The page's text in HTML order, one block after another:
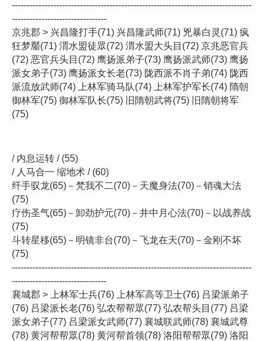
---------------------------------------------------------------------------------
--------------------------------
京兆郡 > 兴昌隆打手(71) 兴昌隆武师(71) 兇暴白灵(71) 疯
狂梦靨(71) 渭水盟徒眾(72) 渭水盟大头目(72) 京兆恶官兵
(72) 恶官兵头目(72) 鹰扬派弟子(73) 鹰扬派武师(73) 鹰扬
派女弟子(73) 鹰扬派女长老(73) 陇西派不肖子弟(74) 陇西
派流放武师(74) 上林军骑马队(74) 上林军护军长(74) 隋朝
御林军(75) 御林军队长(75) 旧隋朝武将(75) 旧隋朝将军
(75)
/ 内息运转 / (55)
/ 人马合一 缩地术 / (60)
纤手驭龙(65)－梵我不二(70)－天魔身法(70)－销魂大法
(75)
疗伤圣气(65)－卸劲护元(70)－井中月心法(70)－以战养战
(75)
斗转星移(65)－明镜非台(70)－飞龙在天(70)－金刚不坏
(75)
---------------------------------------------------------------------------------
--------------------------------
襄城郡 > 上林军士兵(76) 上林军高等卫士(76) 吕梁派弟子
(76) 吕梁派长老(76) 弘农帮帮眾(77) 弘农帮头目(77) 吕梁
派女弟子(77) 吕梁派女武师(77) 襄城联武师(78) 襄城武尊
(78) 黄河帮帮眾(78) 黄河帮首领(78) 洛阳帮帮眾(79) 洛阳